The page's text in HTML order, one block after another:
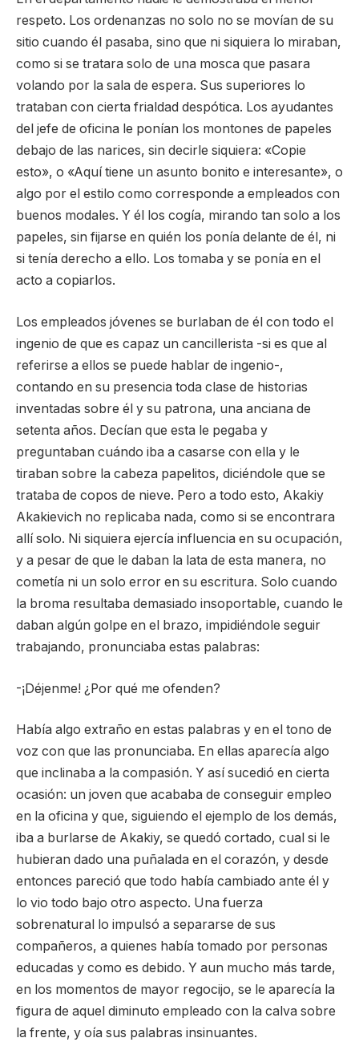
respeto. Los ordenanzas no solo no se movían de su
sitio cuando él pasaba, sino que ni siquiera lo miraban,
como si se tratara solo de una mosca que pasara
volando por la sala de espera. Sus superiores lo
trataban con cierta frialdad despótica. Los ayudantes
del jefe de oficina le ponían los montones de papeles
debajo de las narices, sin decirle siquiera: «Copie
esto», o «Aquí tiene un asunto bonito e interesante», o
algo por el estilo como corresponde a empleados con
buenos modales. Y él los cogía, mirando tan solo a los
papeles, sin fijarse en quién los ponía delante de él, ni
si tenía derecho a ello. Los tomaba y se ponía en el
acto a copiarlos.
Los empleados jóvenes se burlaban de él con todo el
ingenio de que es capaz un cancillerista -si es que al
referirse a ellos se puede hablar de ingenio-,
contando en su presencia toda clase de historias
inventadas sobre él y su patrona, una anciana de
setenta años. Decían que esta le pegaba y
preguntaban cuándo iba a casarse con ella y le
tiraban sobre la cabeza papelitos, diciéndole que se
trataba de copos de nieve. Pero a todo esto, Akakiy
Akakievich no replicaba nada, como si se encontrara
allí solo. Ni siquiera ejercía influencia en su ocupación,
y a pesar de que le daban la lata de esta manera, no
cometía ni un solo error en su escritura. Solo cuando
la broma resultaba demasiado insoportable, cuando le
daban algún golpe en el brazo, impidiéndole seguir
trabajando, pronunciaba estas palabras:
-¡Déjenme! ¿Por qué me ofenden?
Había algo extraño en estas palabras y en el tono de
voz con que las pronunciaba. En ellas aparecía algo
que inclinaba a la compasión. Y así sucedió en cierta
ocasión: un joven que acababa de conseguir empleo
en la oficina y que, siguiendo el ejemplo de los demás,
iba a burlarse de Akakiy, se quedó cortado, cual si le
hubieran dado una puñalada en el corazón, y desde
entonces pareció que todo había cambiado ante él y
lo vio todo bajo otro aspecto. Una fuerza
sobrenatural lo impulsó a separarse de sus
compañeros, a quienes había tomado por personas
educadas y como es debido. Y aun mucho más tarde,
en los momentos de mayor regocijo, se le aparecía la
figura de aquel diminuto empleado con la calva sobre
la frente, y oía sus palabras insinuantes.